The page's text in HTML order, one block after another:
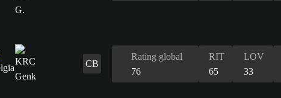
CB
Rating global
76
RIT
65
LOV
33